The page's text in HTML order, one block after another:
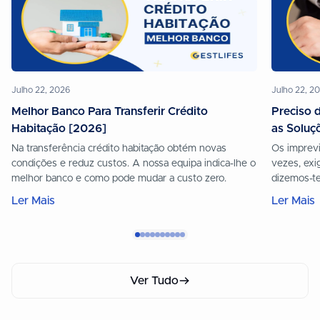
Julho 22, 2026
Melhor Banco Para Transferir Crédito
Habitação [2026]
Na transferência crédito habitação obtém novas
condições e reduz custos. A nossa equipa indica-lhe o
melhor banco e como pode mudar a custo zero.
Ler Mais
Julho 22,
Preciso
as
Os
vezes,
dizemos-
seguras
Ler Mais
Ver Tudo